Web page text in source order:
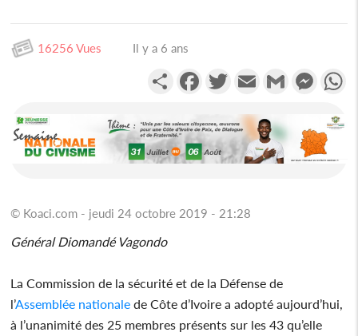
16256 Vues Il y a 6 ans
PartagerFacebookTwitterEmail Gmail
© Koaci.com - jeudi 24 octobre 2019 - 21:28
Général Diomandé Vagondo
La Commission de la sécurité et de la Défense de
l’Assemblée nationale de Côte d’Ivoire a adopté aujourd’hui,
à l’unanimité des 25 membres présents sur les 43 qu’elle